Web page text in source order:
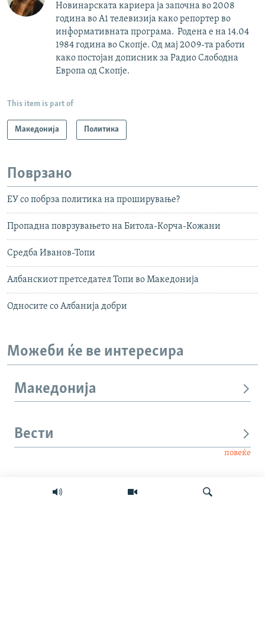
Новинарската кариера ја започна во 2008
година во А1 телевизија како репортер во
информативната програма. Родена е на 14.04
1984 година во Скопје. Од мај 2009-та работи
како постојан дописник за Радио Слободна
Европа од Скопје.
This item is part of
Македонија Политика
Поврзано
ЕУ со побрза политика на проширување?
Пропадна поврзувањето на Битола-Корча-Кожани
Средба Иванов-Топи
Албанскиот претседател Топи во Македонија
Односите со Албанија добри
Можеби ќе ве интересира
Македонија
Вести
повеќе
Интервју